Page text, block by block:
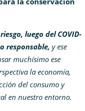
luego del COVID-
responsable, y ese
muchísimo ese
la economía,
del consumo y
en nuestro entorno.